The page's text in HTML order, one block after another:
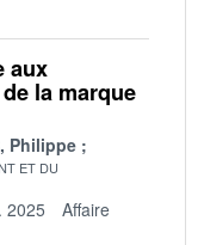
aux
la marque
Philippe
ET DU
2025
Affaire